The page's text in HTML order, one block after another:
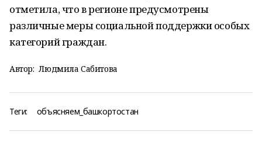
отметила, что в регионе предусмотрены
различные меры социальной поддержки особых
категорий граждан.
Автор: Людмила Сабитова
Теги: объясняем_башкортостан